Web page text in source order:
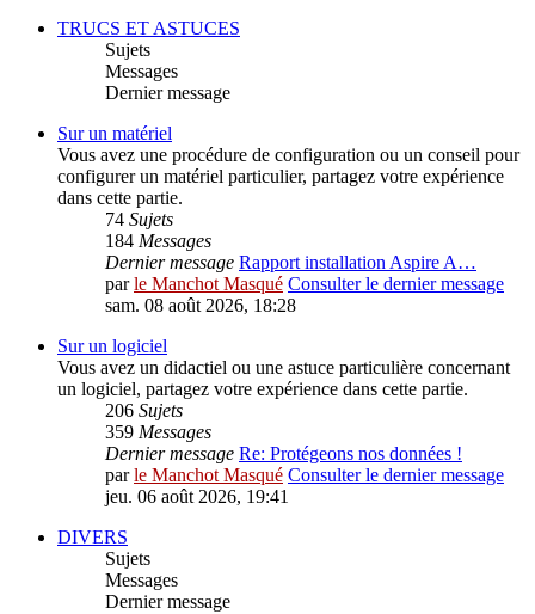
TRUCS ET ASTUCES
Sujets
Messages
Dernier message
Sur un matériel
Vous avez une procédure de configuration ou un conseil pour
configurer un matériel particulier, partagez votre expérience
dans cette partie.
74 Sujets
184 Messages
Dernier message Rapport installation Aspire A…
parle Manchot Masqué Consulter le dernier message
sam. 08 août 2026, 18:28
Sur un logiciel
Vous avez un didactiel ou une astuce particulière concernant
un logiciel, partagez votre expérience dans cette partie.
206 Sujets
359 Messages
Dernier message Re: Protégeons nos données !
parle Manchot Masqué Consulter le dernier message
jeu. 06 août 2026, 19:41
DIVERS
Sujets
Messages
Dernier message